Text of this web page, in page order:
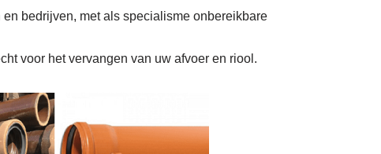
bedrijven, met als specialisme onbereikbare
voor het vervangen van uw afvoer en riool.